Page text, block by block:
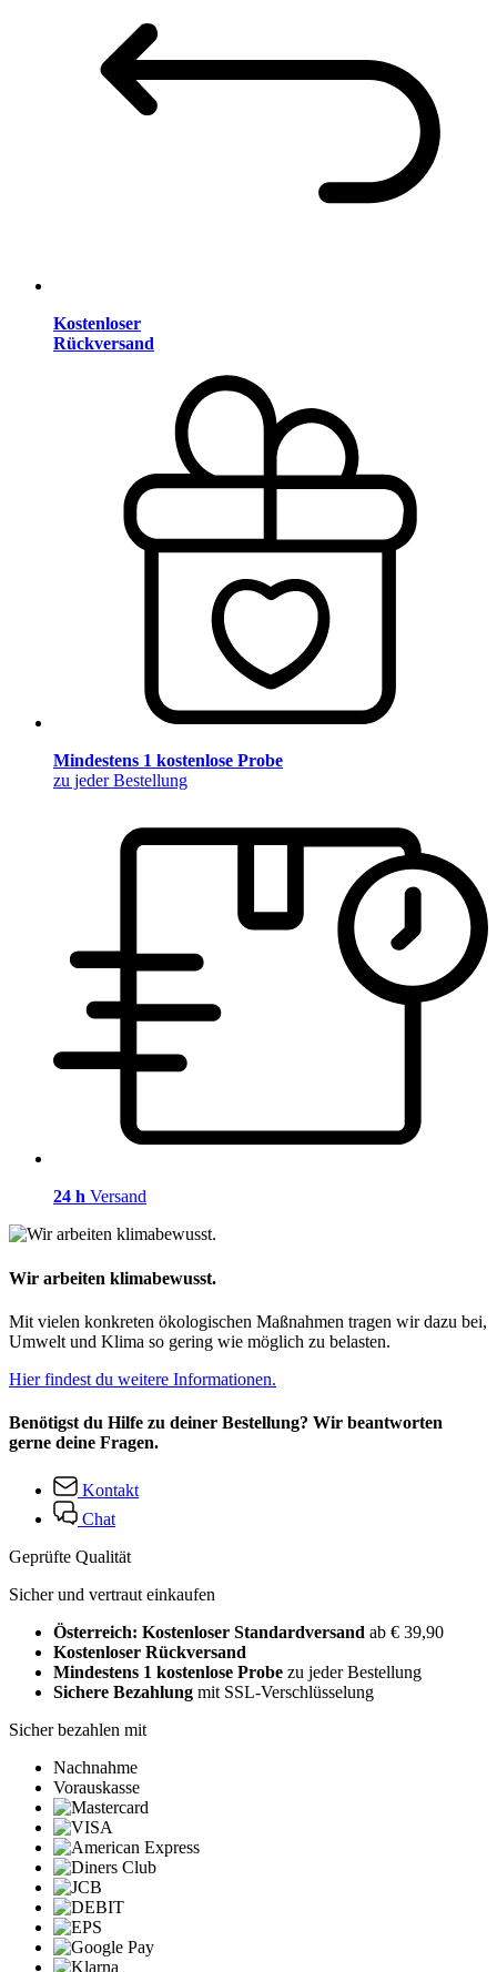
Kostenloser
Rückversand
Mindestens 1 kostenlose Probe
zu jeder Bestellung
24 h Versand
Wir arbeiten klimabewusst.
Mit vielen konkreten ökologischen Maßnahmen tragen wir dazu bei,
Umwelt und Klima so gering wie möglich zu belasten.
Hier findest du weitere Informationen.
Benötigst du Hilfe zu deiner Bestellung? Wir beantworten
gerne deine Fragen.
Kontakt
Chat
Geprüfte Qualität
Sicher und vertraut einkaufen
Österreich: Kostenloser Standardversand ab € 39,90
Kostenloser Rückversand
Mindestens 1 kostenlose Probe zu jeder Bestellung
Sichere Bezahlung mit SSL-Verschlüsselung
Sicher bezahlen mit
Nachnahme
Vorauskasse